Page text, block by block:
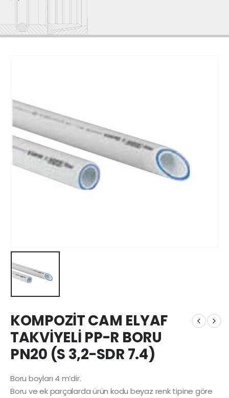
KOMPOZİT CAM ELYAF
TAKVİYELİ PP-R BORU
PN20 (S 3,2-SDR 7.4)
Boru boyları 4 m’dir.
Boru ve ek parçalarda ürün kodu beyaz renk tipine göre